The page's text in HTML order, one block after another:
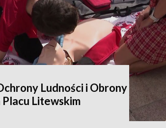
Ludności i Obrony
Litewskim